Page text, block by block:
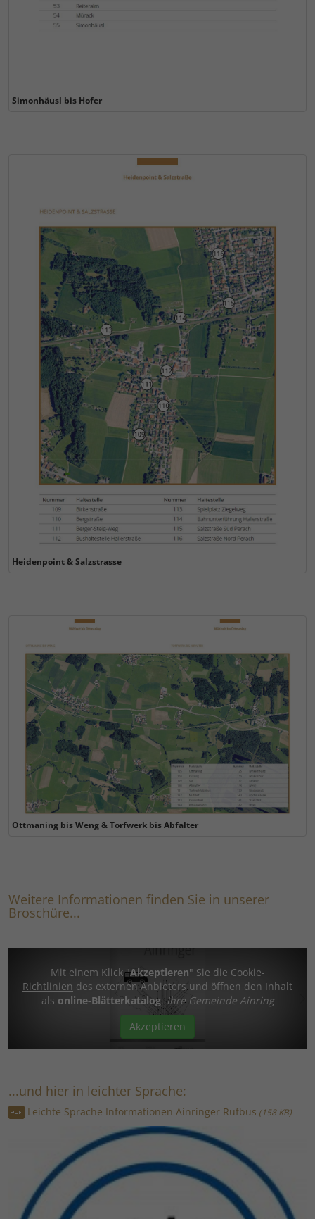
Simonhäusl bis Hofer
Heidenpoint & Salzstrasse
Ottmaning bis Weng & Torfwerk bis Abfalter
Weitere Informationen finden Sie in unserer
Broschüre...
Mit einem Klick "Akzeptieren" Sie die Cookie-
Richtlinien des externen Anbieters und öffnen den Inhalt
als online-Blätterkatalog.Ihre Gemeinde Ainring
Akzeptieren
...und hier in leichter Sprache:
Leichte Sprache Informationen Ainringer Rufbus 158 KB